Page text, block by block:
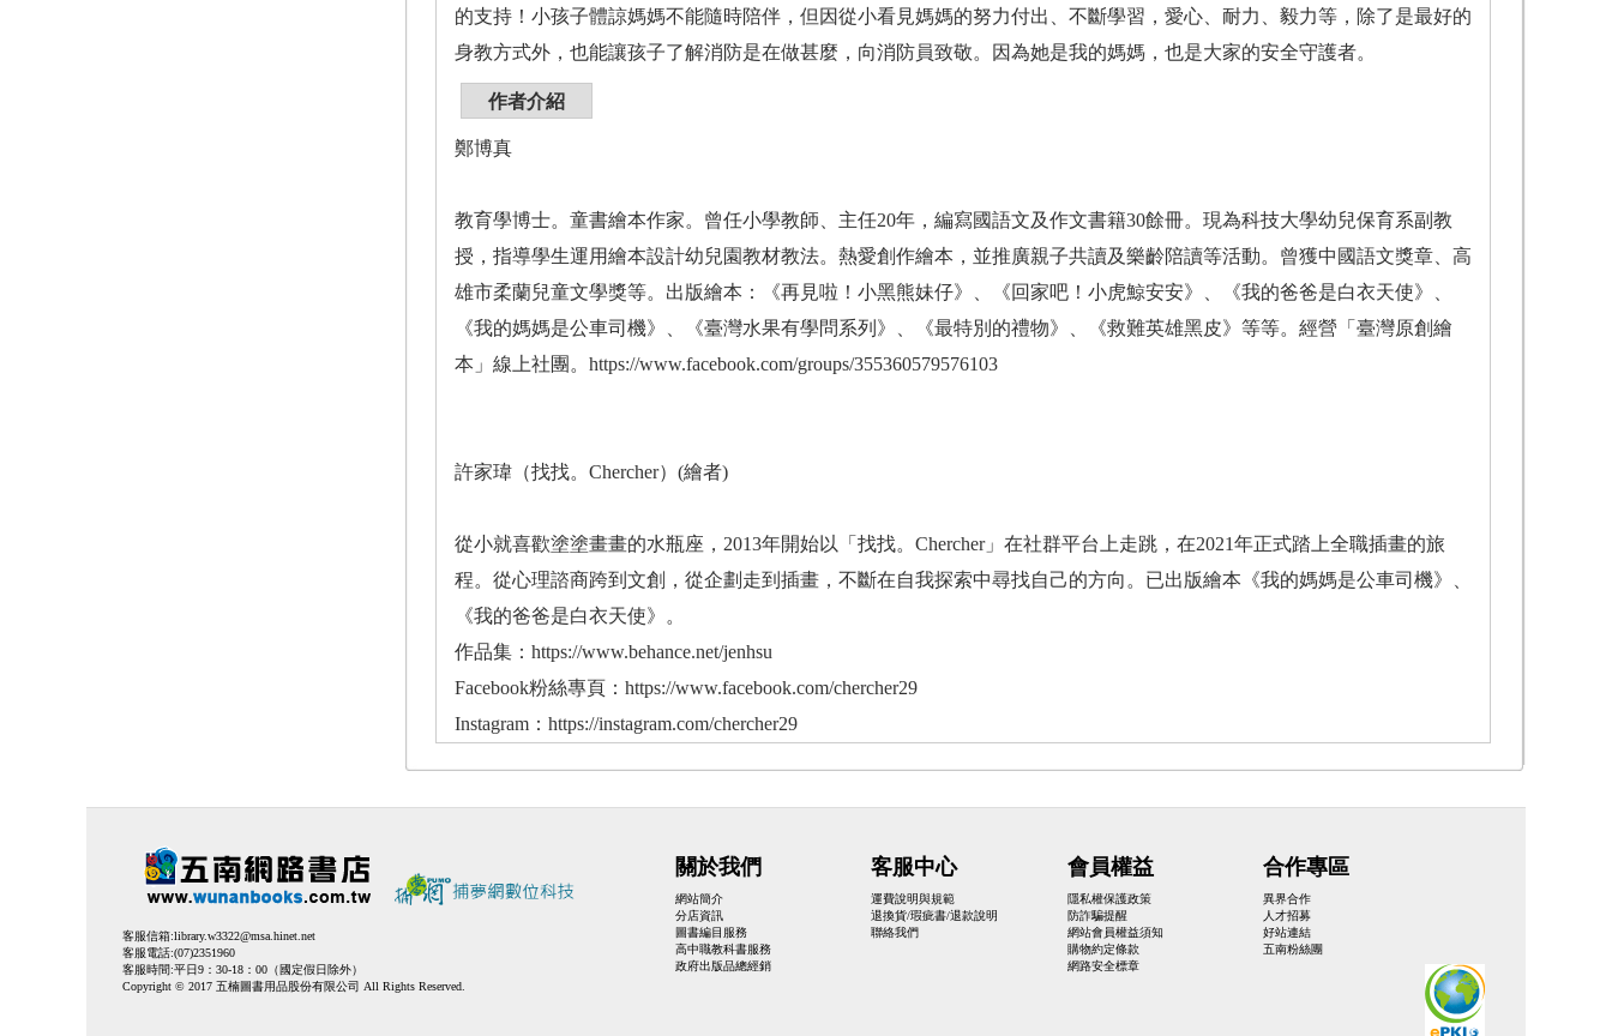
的支持！小孩子體諒媽媽不能隨時陪伴，但因從小看見媽媽的努力付出、不斷學習，愛心、耐力、毅力等，除了是最好的
身教方式外，也能讓孩子了解消防是在做甚麼，向消防員致敬。因為她是我的媽媽，也是大家的安全守護者。
作者介紹
鄭博真
教育學博士。童書繪本作家。曾任小學教師、主任20年，編寫國語文及作文書籍30餘冊。現為科技大學幼兒保育系副教
授，指導學生運用繪本設計幼兒園教材教法。熱愛創作繪本，並推廣親子共讀及樂齡陪讀等活動。曾獲中國語文獎章、高
雄市柔蘭兒童文學獎等。出版繪本：《再見啦！小黑熊妹仔》、《回家吧！小虎鯨安安》、《我的爸爸是白衣天使》、
《我的媽媽是公車司機》、《臺灣水果有學問系列》、《最特別的禮物》、《救難英雄黑皮》等等。經營「臺灣原創繪
本」線上社團。https://www.facebook.com/groups/355360579576103
許家瑋（找找。Chercher）(繪者)
從小就喜歡塗塗畫畫的水瓶座，2013年開始以「找找。Chercher」在社群平台上走跳，在2021年正式踏上全職插畫的旅
程。從心理諮商跨到文創，從企劃走到插畫，不斷在自我探索中尋找自己的方向。已出版繪本《我的媽媽是公車司機》、
《我的爸爸是白衣天使》。
作品集：https://www.behance.net/jenhsu
Facebook粉絲專頁：https://www.facebook.com/chercher29
Instagram：https://instagram.com/chercher29
客服信箱:library.w3322@msa.hinet.net
客服電話:(07)2351960
客服時間:平日9：30-18：00（國定假日除外）
Copyright © 2017 五楠圖書用品股份有限公司 All Rights Reserved.
關於我們
網站簡介
分店資訊
圖書編目服務
高中職教科書服務
政府出版品總經銷
客服中心
運費說明與規範
退換貨/瑕疵書/退款說明
聯絡我們
會員權益
隱私權保護政策
防詐騙提醒
網站會員權益須知
購物約定條款
網路安全標章
合作專區
異界合作
人才招募
好站連結
五南粉絲團